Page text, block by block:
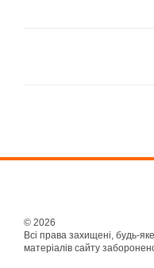
© 2026
Всі права захищені, будь-
матеріалів сайту